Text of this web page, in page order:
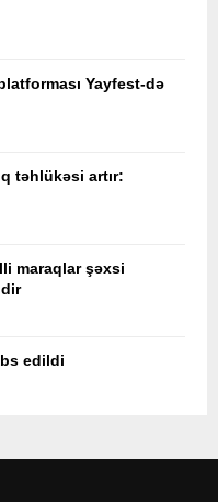
Yayfest-də
təhlükəsi artır:
maraqlar şəxsi
edildi